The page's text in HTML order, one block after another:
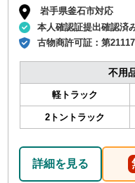
岩手県釜石市対応
本人確認証提出確認済
古物商許可証：第
不用
軽トラック
2トントラック
詳細を見る